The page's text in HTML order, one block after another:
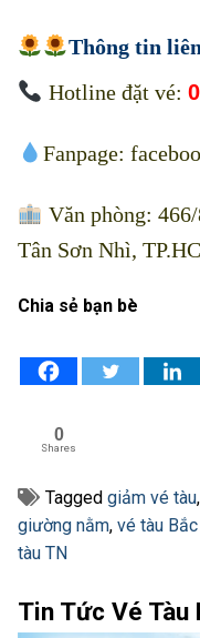
Thông tin
Hotline đặt vé:
Fanpage:
Văn phòng:
Tân Sơn Nhì,
Chia sẻ bạn bè
0
Shares
Tagged giảm vé tàu,
giường nằm, vé tàu
tàu TN
Tin Tức Vé Tàu